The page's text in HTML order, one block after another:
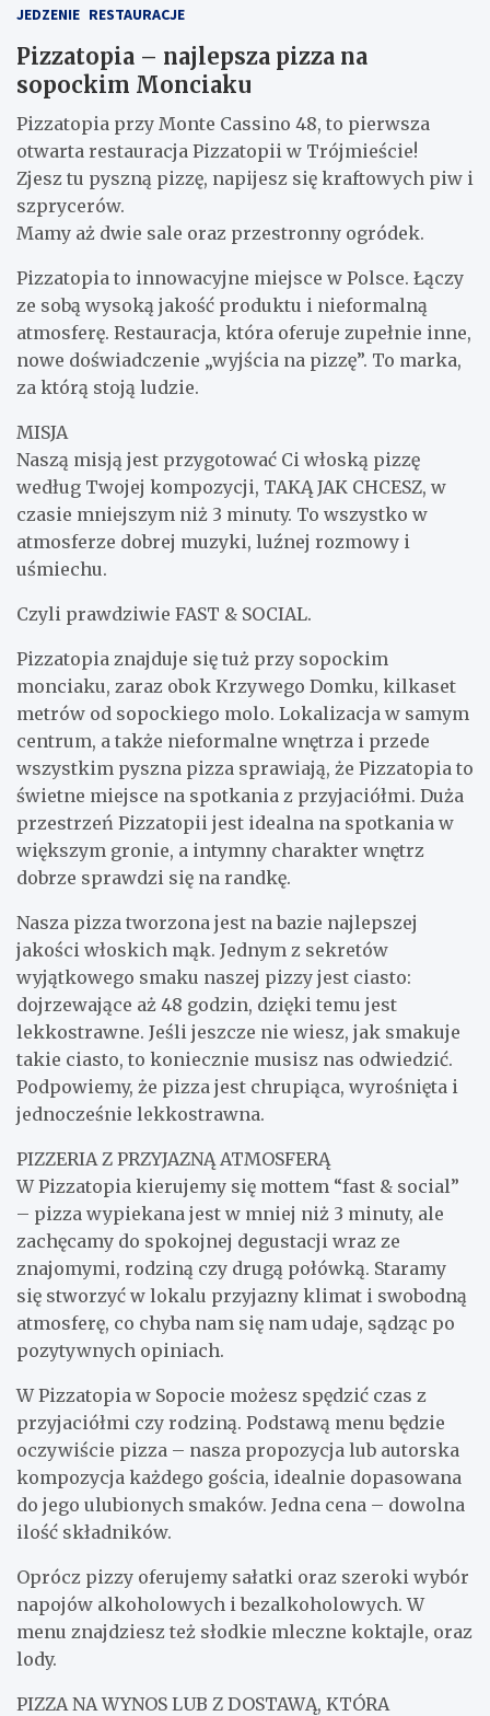
JEDZENIE RESTAURACJE
Pizzatopia – najlepsza pizza na
sopockim Monciaku
Pizzatopia przy Monte Cassino 48, to pierwsza
otwarta restauracja Pizzatopii w Trójmieście!
Zjesz tu pyszną pizzę, napijesz się kraftowych piw i
szprycerów.
Mamy aż dwie sale oraz przestronny ogródek.
Pizzatopia to innowacyjne miejsce w Polsce. Łączy
ze sobą wysoką jakość produktu i nieformalną
atmosferę. Restauracja, która oferuje zupełnie inne,
nowe doświadczenie „wyjścia na pizzę”. To marka,
za którą stoją ludzie.
MISJA
Naszą misją jest przygotować Ci włoską pizzę
według Twojej kompozycji, TAKĄ JAK CHCESZ, w
czasie mniejszym niż 3 minuty. To wszystko w
atmosferze dobrej muzyki, luźnej rozmowy i
uśmiechu.
Czyli prawdziwie FAST & SOCIAL.
Pizzatopia znajduje się tuż przy sopockim
monciaku, zaraz obok Krzywego Domku, kilkaset
metrów od sopockiego molo. Lokalizacja w samym
centrum, a także nieformalne wnętrza i przede
wszystkim pyszna pizza sprawiają, że Pizzatopia to
świetne miejsce na spotkania z przyjaciółmi. Duża
przestrzeń Pizzatopii jest idealna na spotkania w
większym gronie, a intymny charakter wnętrz
dobrze sprawdzi się na randkę.
Nasza pizza tworzona jest na bazie najlepszej
jakości włoskich mąk. Jednym z sekretów
wyjątkowego smaku naszej pizzy jest ciasto:
dojrzewające aż 48 godzin, dzięki temu jest
lekkostrawne. Jeśli jeszcze nie wiesz, jak smakuje
takie ciasto, to koniecznie musisz nas odwiedzić.
Podpowiemy, że pizza jest chrupiąca, wyrośnięta i
jednocześnie lekkostrawna.
PIZZERIA Z PRZYJAZNĄ ATMOSFERĄ
W Pizzatopia kierujemy się mottem “fast & social”
– pizza wypiekana jest w mniej niż 3 minuty, ale
zachęcamy do spokojnej degustacji wraz ze
znajomymi, rodziną czy drugą połówką. Staramy
się stworzyć w lokalu przyjazny klimat i swobodną
atmosferę, co chyba nam się nam udaje, sądząc po
pozytywnych opiniach.
W Pizzatopia w Sopocie możesz spędzić czas z
przyjaciółmi czy rodziną. Podstawą menu będzie
oczywiście pizza – nasza propozycja lub autorska
kompozycja każdego gościa, idealnie dopasowana
do jego ulubionych smaków. Jedna cena – dowolna
ilość składników.
Oprócz pizzy oferujemy sałatki oraz szeroki wybór
napojów alkoholowych i bezalkoholowych. W
menu znajdziesz też słodkie mleczne koktajle, oraz
lody.
PIZZA NA WYNOS LUB Z DOSTAWĄ, KTÓRA